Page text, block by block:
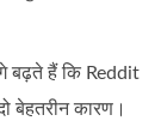
बढ़ते हैं कि Reddit
बेहतरीन कारण।